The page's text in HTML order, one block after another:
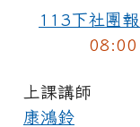
113下社團
上課講師
康鴻鈴